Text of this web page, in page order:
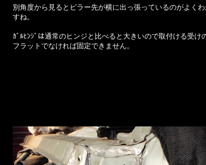
別角度から見るとピラー先が横に出っ張っているのがよく
すね。
ｶﾞﾙﾋﾝｼﾞは通常のヒンジと比べると大きいので取付ける受け
フラットでなければ固定できません。